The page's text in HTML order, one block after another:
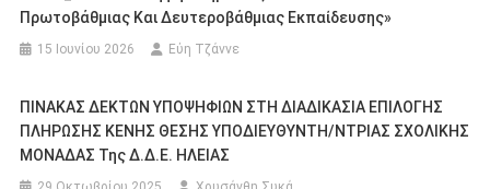
Πρωτοβάθμιας Και Δευτεροβάθμιας Εκπαίδευσης»
15 Ιουνίου 2026 Εύη Τζάννε
ΠΙΝΑΚΑΣ ΔΕΚΤΩΝ ΥΠΟΨΗΦΙΩΝ ΣΤΗ ΔΙΑΔΙΚΑΣΙΑ ΕΠΙΛΟΓΗΣ
ΠΛΗΡΩΣΗΣ ΚΕΝΗΣ ΘΕΣΗΣ ΥΠΟΔΙΕΥΘΥΝΤΗ/ΝΤΡΙΑΣ ΣΧΟΛΙΚΗΣ
ΜΟΝΑΔΑΣ Της Δ.Δ.Ε. ΗΛΕΙΑΣ